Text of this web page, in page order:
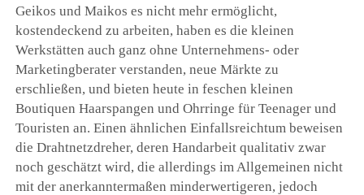
Geikos und Maikos es nicht mehr ermöglicht,
kostendeckend zu arbeiten, haben es die kleinen
Werkstätten auch ganz ohne Unternehmens- oder
Marketingberater verstanden, neue Märkte zu
erschließen, und bieten heute in feschen kleinen
Boutiquen Haarspangen und Ohrringe für Teenager und
Touristen an. Einen ähnlichen Einfallsreichtum beweisen
die Drahtnetzdreher, deren Handarbeit qualitativ zwar
noch geschätzt wird, die allerdings im Allgemeinen nicht
mit der anerkanntermaßen minderwertigeren, jedoch